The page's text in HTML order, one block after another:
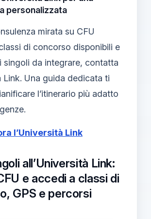
personalizzata
mirata su CFU
di concorso disponibili e
singoli da integrare, contatta
Link. Una guida dedicata ti
l’itinerario più adatto
l’Università Link
all’Università Link:
e accedi a classi di
GPS e percorsi